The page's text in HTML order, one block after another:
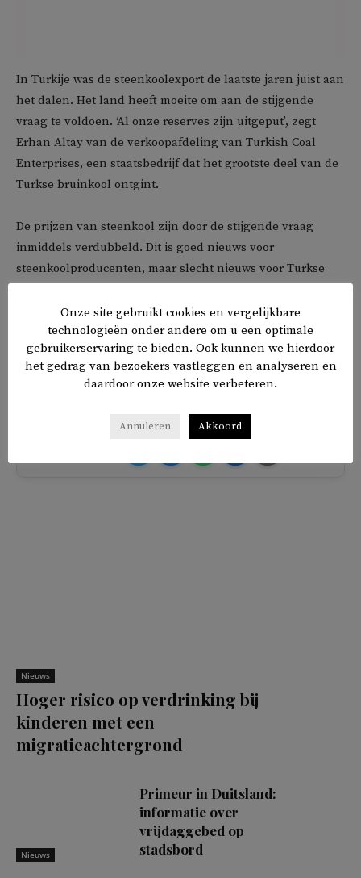
In Turkije was de steenkoolexport de laatste jaren juist aan
het dalen. Het land heeft moeite om aan de stijgende
vraag te voldoen. ‘Al onze reserves zijn uitgeput’, zegt
Erhan Altay van de verkoopafdeling van Turkish Coal
Enterprises, een staatsbedrijf dat het grootste deel van de
Turkse bruinkool ontgint.
De prijzen van steenkool zijn door de stijgende vraag
inmiddels verdubbeld. Dit is goed nieuws voor
steenkoolproducenten, maar slecht nieuws voor Turkse
Een andere zorg is het klimaat. Terwijl het beleid
wereldwijd is om steenkoolwinning te ontmoedigen, is in
Turkije nu een tegenovergestelde ontwikkeling gaande.
Nieuws
Hoger risico op verdrinking bij
kinderen met een
migratieachtergrond
Nieuws
Primeur in Duitsland:
informatie over
vrijdaggebed op
stadsbord
Onze site gebruikt cookies en vergelijkbare
technologieën onder andere om u een optimale
gebruikerservaring te bieden. Ook kunnen we hierdoor
het gedrag van bezoekers vastleggen en analyseren en
daardoor onze website verbeteren.
Annuleren Akkoord